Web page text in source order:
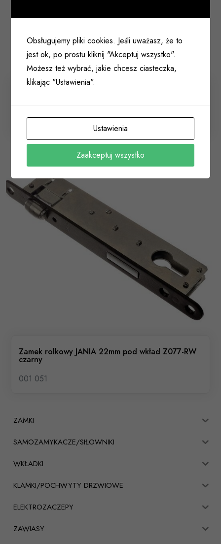
czarny
001 052
Zamek rolkowy JANIA 22mm pod wkład Z077-RW
czarny
001 051
ZAMKI
SAMOZAMYKACZE/SIŁOWNIKI
WKŁADKI
KLAMKI/POCHWYTY DRZWIOWE
ELEKTROZACZEPY
ZAWIASY
Obsługujemy pliki cookies. Jeśli uważasz, że to
jest ok, po prostu kliknij "Akceptuj wszystko".
Możesz też wybrać, jakie chcesz ciasteczka,
klikając "Ustawienia".
Ustawienia
Zaakceptuj wszystko